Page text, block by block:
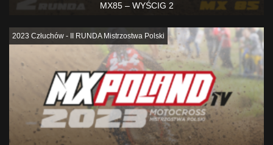
MX85 – WYŚCIG 2
2023 Człuchów - II RUNDA Mistrzostwa Polski